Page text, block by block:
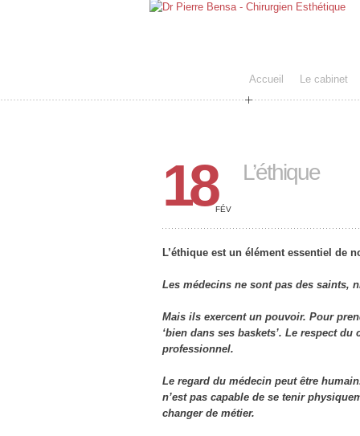
Accueil Le cabinet
18FÉV
L’éthique
L’éthique est un élément essentiel de
Les médecins ne sont pas des saints,
Mais ils exercent un pouvoir. Pour
‘bien dans ses baskets’. Le respect
professionnel.
Le regard du médecin peut être
n’est pas capable de se tenir
changer de métier.